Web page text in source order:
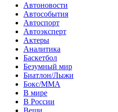
Автоновости
Автособытия
Автоспорт
Автоэксперт
Актеры
Аналитика
Баскетбол
Безумный мир
Биатлон/Лыжи
Бокс/MMA
В мире
В России
Вещи